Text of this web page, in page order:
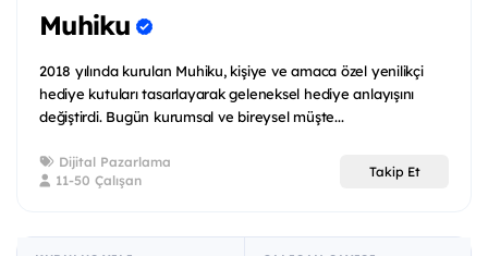
Muhiku
2018 yılında kurulan Muhiku, kişiye ve amaca özel yenilikçi
hediye kutuları tasarlayarak geleneksel hediye anlayışını
değiştirdi. Bugün kurumsal ve bireysel müşte...
Dijital Pazarlama
11-50 Çalışan
Takip Et